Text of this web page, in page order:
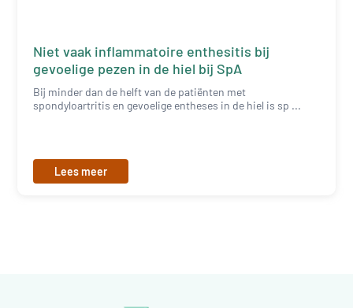
Niet vaak inflammatoire enthesitis bij
gevoelige pezen in de hiel bij SpA
Bij minder dan de helft van de patiënten met
spondyloartritis en gevoelige entheses in de hiel is sp ...
Lees meer